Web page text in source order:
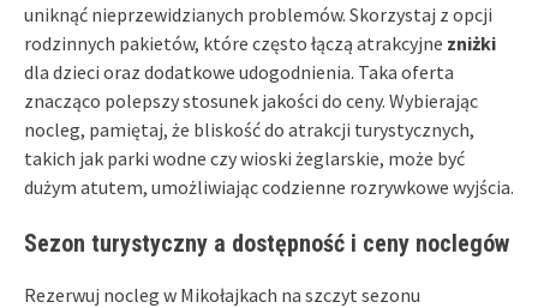
uniknąć nieprzewidzianych problemów. Skorzystaj z opcji
rodzinnych pakietów, które często łączą atrakcyjne zniżki
dla dzieci oraz dodatkowe udogodnienia. Taka oferta
znacząco polepszy stosunek jakości do ceny. Wybierając
nocleg, pamiętaj, że bliskość do atrakcji turystycznych,
takich jak parki wodne czy wioski żeglarskie, może być
dużym atutem, umożliwiając codzienne rozrywkowe wyjścia.
Sezon turystyczny a dostępność i ceny noclegów
Rezerwuj nocleg w Mikołajkach na szczyt sezonu